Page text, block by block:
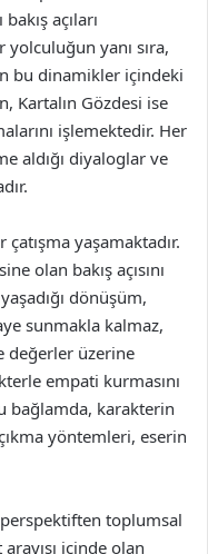
açıları
yolculuğun yanı sıra,
bu dinamikler içindeki
Kartalın Gözdesi ise
işlemektedir. Her
aldığı diyaloglar ve
çatışma yaşamaktadır.
olan bakış açısını
dönüşüm,
sunmakla kalmaz,
değerler üzerine
empati kurmasını
bağlamda, karakterin
yöntemleri, eserin
toplumsal
içinde olan